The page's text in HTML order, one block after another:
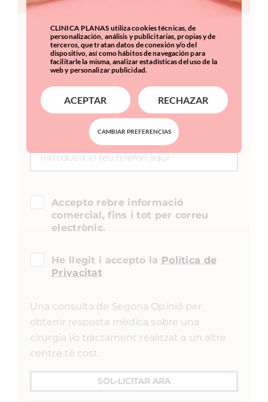
Accepto rebre informació
comercial, fins i tot per correu
electrònic.
He llegit i accepto la Política de
Privacitat
Una consulta de Segona Opinió per
obtenir resposta mèdica sobre una
cirurgia i/o tractament realitzat a un altre
centre té cost.
SOL•LICITAR ARA
CLINICA PLANAS utiliza cookies técnicas, de
personalización, análisis y publicitarias, propias y de
terceros, que tratan datos de conexión y/o del
dispositivo, así como hábitos de navegación para
facilitarle la misma, analizar estadísticas del uso de la
web y personalizar publicidad.
ACEPTAR RECHAZAR
CAMBIAR PREFERENCIAS